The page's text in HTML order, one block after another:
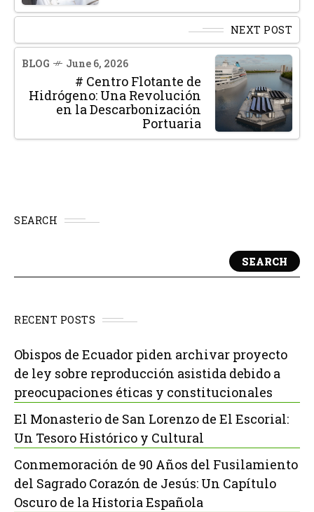
NEXT POST
BLOG June 6, 2026
# Centro Flotante de
Hidrógeno: Una Revolución
en la Descarbonización
Portuaria
SEARCH
SEARCH
RECENT POSTS
Obispos de Ecuador piden archivar proyecto
de ley sobre reproducción asistida debido a
preocupaciones éticas y constitucionales
El Monasterio de San Lorenzo de El Escorial:
Un Tesoro Histórico y Cultural
Conmemoración de 90 Años del Fusilamiento
del Sagrado Corazón de Jesús: Un Capítulo
Oscuro de la Historia Española